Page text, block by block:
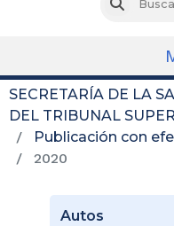
Buscar
SECRETARÍA DE LA
DEL TRIBUNAL
Publicación con
2020
Autos